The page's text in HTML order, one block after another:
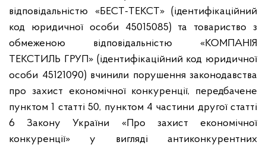
відповідальністю «БЕСТ-ТЕКСТ» (ідентифікаційний
код юридичної особи 45015085) та товариство з
обмеженою відповідальністю «КОМПАНІЯ
ТЕКСТИЛЬ ГРУП» (ідентифікаційний код юридичної
особи 45121090) вчинили порушення законодавства
про захист економічної конкуренції, передбачене
пунктом 1 статті 50, пунктом 4 частини другої статті
6 Закону України «Про захист економічної
конкуренції» у вигляді антиконкурентних